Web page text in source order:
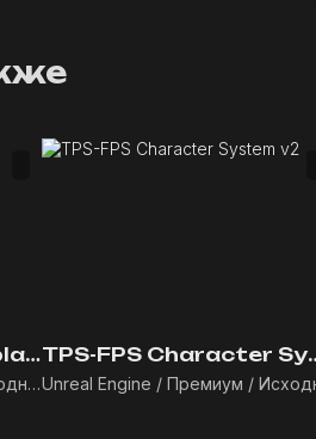
FPS Multiplayer Template 5
Unreal Engine / Премиум / Исходники / Blueprints
TPS-